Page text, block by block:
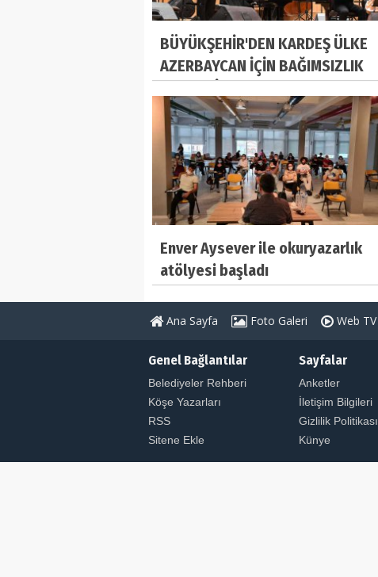
BÜYÜKŞEHİR'DEN KARDEŞ ÜLKE
AZERBAYCAN İÇİN BAĞIMSIZLIK
Enver Aysever ile okuryazarlık
atölyesi başladı
Ana Sayfa Foto Galeri Web TV
Genel Bağlantılar
Belediyeler Rehberi
Köşe Yazarları
RSS
Sitene Ekle
Sayfalar
Anketler
İletişim Bilgileri
Gizlilik Politikası
Künye